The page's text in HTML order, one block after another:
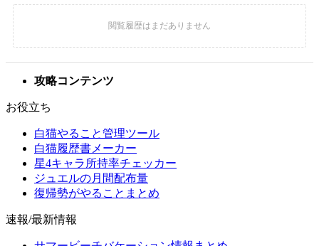
攻略コンテンツ
お役立ち
白猫やること管理ツール
白猫履歴書メーカー
星4キャラ所持率チェッカー
ジュエルの月間配布量
復帰勢がやることまとめ
速報/最新情報